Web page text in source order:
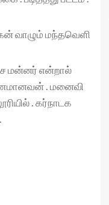
வாழும் மந்தவெளி
மன்னர் என்றால்
மணமானவன் . மனைவி
. கர்நாடக